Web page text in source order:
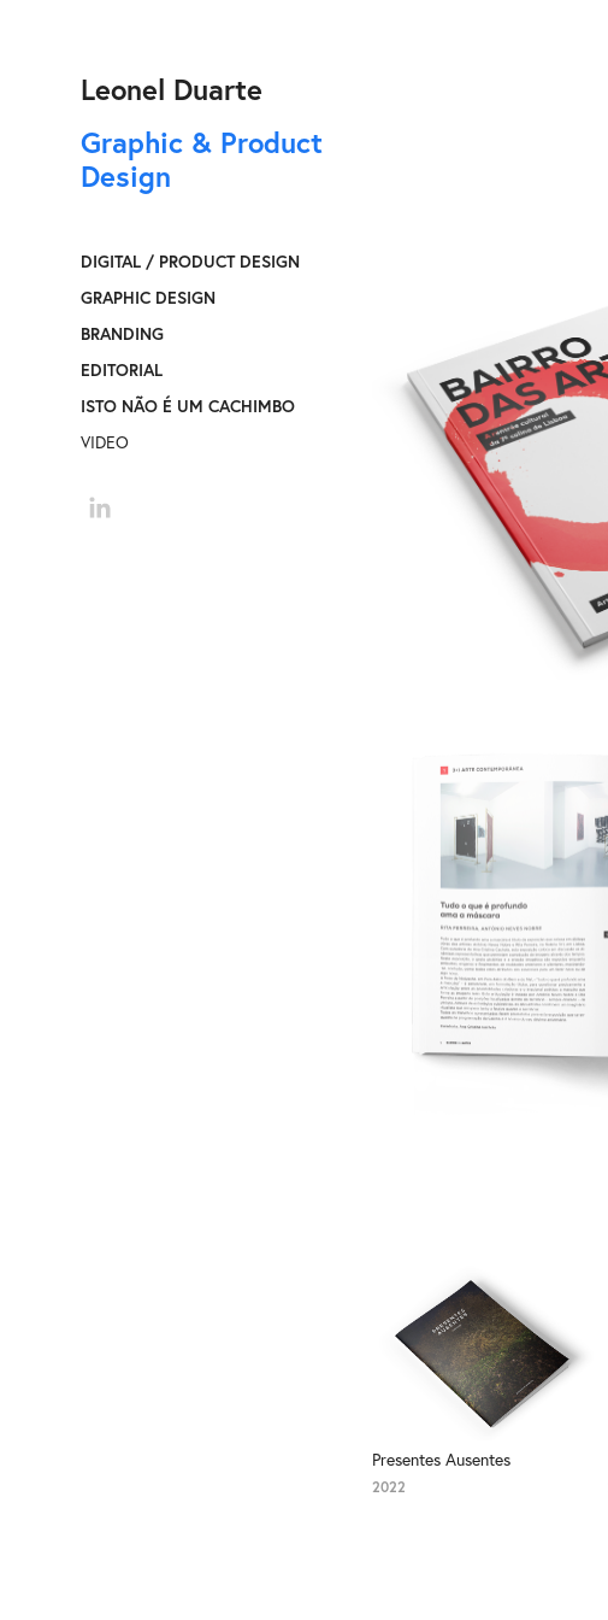
Leonel Duarte
Graphic & Product
Design
DIGITAL / PRODUCT DESIGN
GRAPHIC DESIGN
BRANDING
EDITORIAL
ISTO NÃO É UM CACHIMBO
VIDEO
Presentes Ausentes
2022